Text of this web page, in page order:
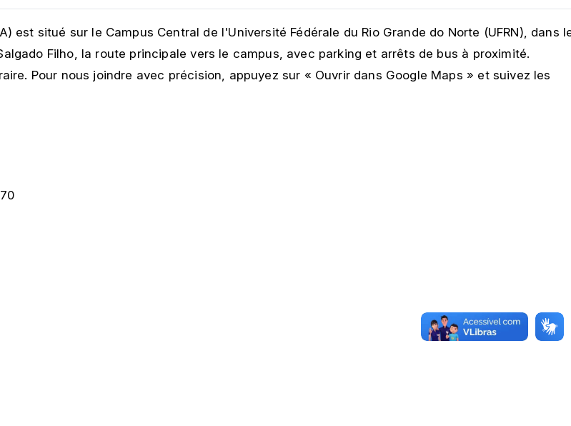
est situé sur le Campus Central de l'Université Fédérale du Rio Grande do Norte (UFRN), dans
Filho, la route principale vers le campus, avec parking et arrêts de bus à proximité.
Pour nous joindre avec précision, appuyez sur « Ouvrir dans Google Maps » et suivez les